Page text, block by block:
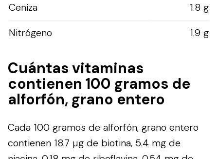
Ceniza
1.8 g
Nitrógeno
1.9 g
Cuántas vitaminas
contienen 100 gramos de
alforfón, grano entero
Cada 100 gramos de alforfón, grano entero
contienen 18.7 µg de biotina, 5.4 mg de